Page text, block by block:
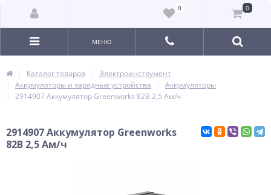
0 0
МЕНЮ
Каталог товаров
Электроинструмент
Аккумуляторы и зарядные устройства
Аккумуляторы
2914907 Аккумулятор Greenworks 82B 2,5 Ам/ч
2914907 Аккумулятор Greenworks
82B 2,5 Ам/ч